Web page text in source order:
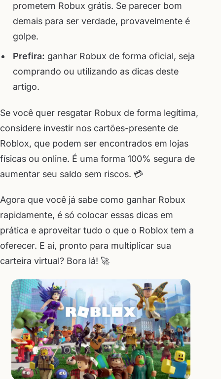
prometem Robux grátis. Se parecer bom
demais para ser verdade, provavelmente é
golpe.
Prefira: ganhar Robux de forma oficial, seja
comprando ou utilizando as dicas deste
artigo.
Se você quer resgatar Robux de forma legítima,
considere investir nos cartões-presente de
Roblox, que podem ser encontrados em lojas
físicas ou online. É uma forma 100% segura de
aumentar seu saldo sem riscos. 💳
Agora que você já sabe como ganhar Robux
rapidamente, é só colocar essas dicas em
prática e aproveitar tudo o que o Roblox tem a
oferecer. E aí, pronto para multiplicar sua
carteira virtual? Bora lá! 🚀